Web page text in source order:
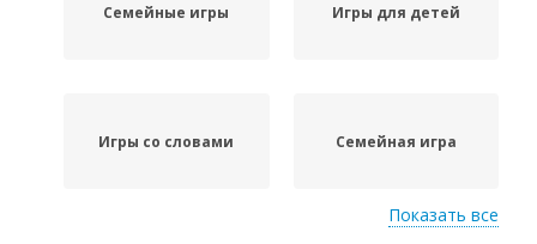
Семейные игры Игры для детей
Игры со словами Семейная игра
Показать все